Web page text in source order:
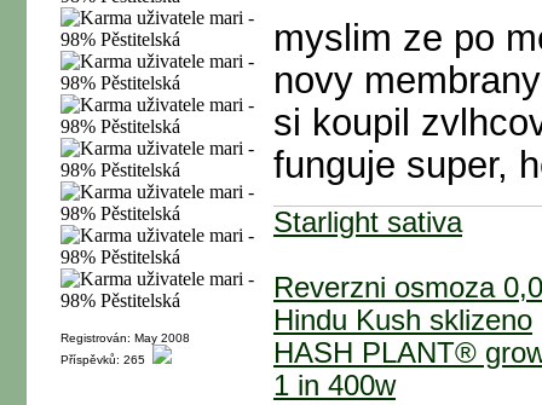
Registrován: May 2008
Příspěvků: 265
myslim ze po
novy
si koupil
funguje super,
Starlight sativa
Reverzni osmoza
Hindu Kush sklizeno
HASH PLANT®
1 in 400w